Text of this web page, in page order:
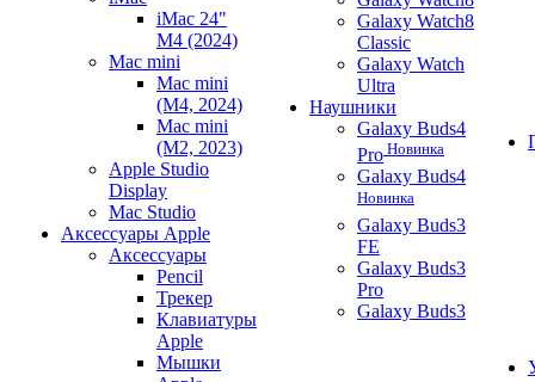
iMac 24"
M4 (2024)
Mac mini
Mac mini
(M4, 2024)
Mac mini
(M2, 2023)
Apple Studio
Display
Mac Studio
Аксессуары Apple
Аксессуары
Pencil
Трекер
Клавиатуры
Apple
Мышки
Galaxy Watch8
Classic
Galaxy Watch
Ultra
Наушники
Galaxy Buds4
Pro Новинка
Galaxy Buds4
Новинка
Galaxy Buds3
FE
Galaxy Buds3
Pro
Galaxy Buds3